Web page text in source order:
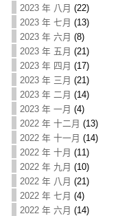
2023 年 八月 (22)
2023 年 七月 (13)
2023 年 六月 (8)
2023 年 五月 (21)
2023 年 四月 (17)
2023 年 三月 (21)
2023 年 二月 (14)
2023 年 一月 (4)
2022 年 十二月 (13)
2022 年 十一月 (14)
2022 年 十月 (11)
2022 年 九月 (10)
2022 年 八月 (21)
2022 年 七月 (4)
2022 年 六月 (14)